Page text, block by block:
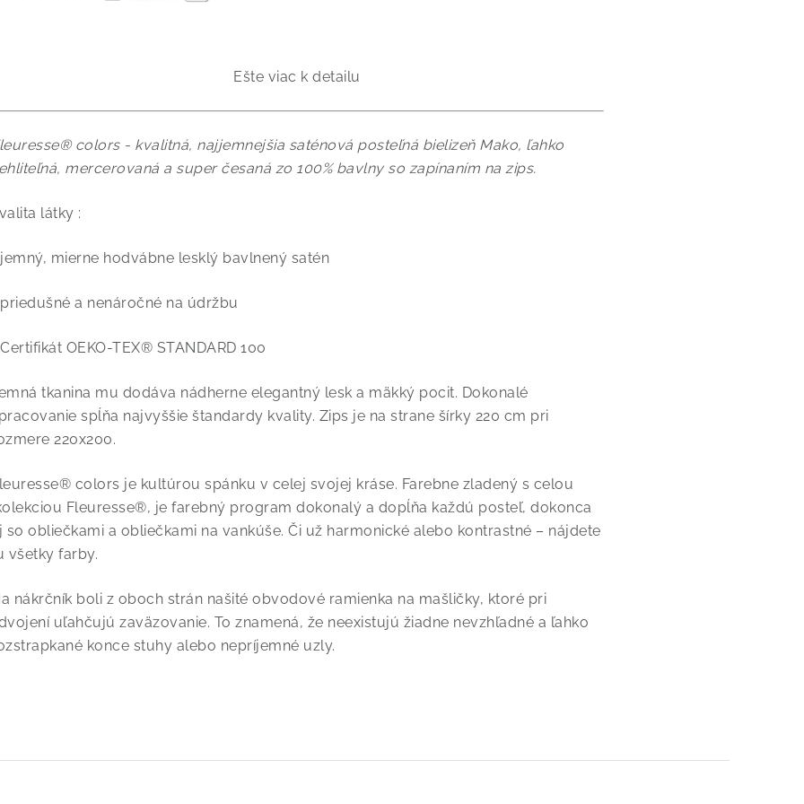
Ešte viac k detailu
colors - kvalitná, najjemnejšia saténová posteľná bielizeň Mako, ľahko
mercerovaná a super česaná zo 100% bavlny so zapínaním na zips.
látky :
jemný, mierne hodvábne lesklý bavlnený satén
priedušné a nenáročné na údržbu
Certifikát OEKO-TEX® STANDARD 100
tkanina mu dodáva nádherne elegantný lesk a mäkký pocit. Dokonalé
spĺňa najvyššie štandardy kvality. Zips je na strane šírky 220 cm pri
220x200.
colors je kultúrou spánku v celej svojej kráse. Farebne zladený s celou
Fleuresse®, je farebný program dokonalý a dopĺňa každú posteľ, dokonca
so obliečkami a obliečkami na vankúše. Či už harmonické alebo kontrastné – nájdete
všetky farby.
nákrčník boli z oboch strán našité obvodové ramienka na mašličky, ktoré pri
uľahčujú zaväzovanie. To znamená, že neexistujú žiadne nevzhľadné a ľahko
konce stuhy alebo nepríjemné uzly.